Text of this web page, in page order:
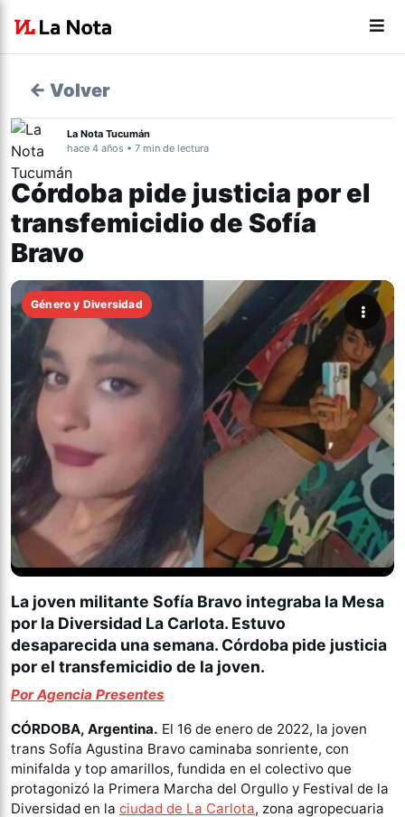
← Volver
La Nota Tucumán
hace 4 años • 7 min de lectura
Córdoba pide justicia por el
transfemicidio de Sofía
Bravo
Género y Diversidad
La joven militante Sofía Bravo integraba la Mesa
por la Diversidad La Carlota. Estuvo
desaparecida una semana. Córdoba pide justicia
por el transfemicidio de la joven.
Por Agencia Presentes
CÓRDOBA, Argentina. El 16 de enero de 2022, la joven
trans Sofía Agustina Bravo caminaba sonriente, con
minifalda y top amarillos, fundida en el colectivo que
protagonizó la Primera Marcha del Orgullo y Festival de la
Diversidad en la ciudad de La Carlota, zona agropecuaria